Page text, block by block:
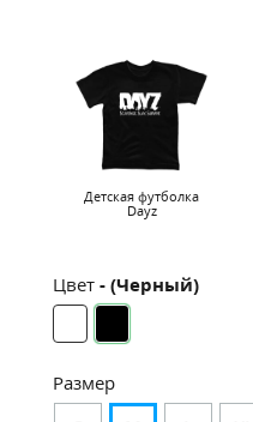
Детская футболка
Dayz
Цвет - (Черный)
Размер